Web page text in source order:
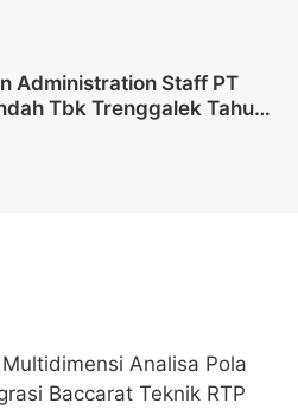
Administration Staff PT
Tbk Trenggalek Tahun
Analisa Pola
Baccarat Teknik RTP